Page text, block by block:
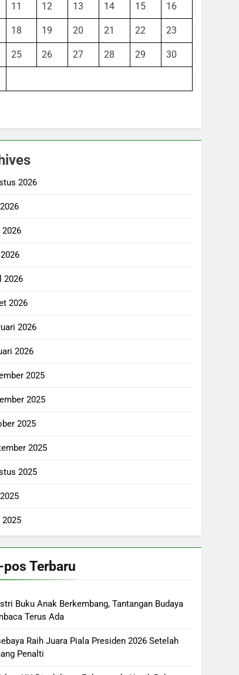
11 12 13 14 15 16
18 19 20 21 22 23
25 26 27 28 29 30
2026
2026
2026
2026
2026
2025
2025
2025
2025
2025
Terbaru
Buku Anak Berkembang, Tantangan Budaya
Terus Ada
Raih Juara Piala Presiden 2026 Setelah
Penalti